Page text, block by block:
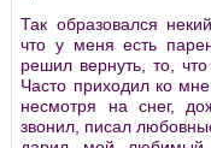
Так образовался
что у меня есть
решил вернуть, то,
Часто приходил ко
несмотря на снег,
звонил, писал